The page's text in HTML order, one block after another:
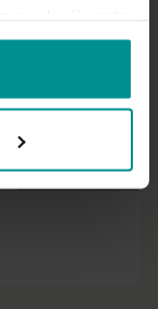
01:02:21